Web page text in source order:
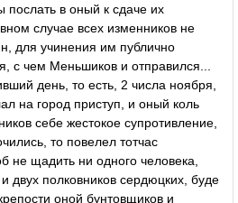
в оный к сдаче их
случае всех изменников не
для учинения им публично
с чем Меньшиков и отправился...
день, то есть, 2 числа ноября,
на город приступ, и оный коль
себе жестокое супротивление,
то повелел тотчас
не щадить ни одного человека,
двух полковников сердюцких, буде
оной бунтовщиков и